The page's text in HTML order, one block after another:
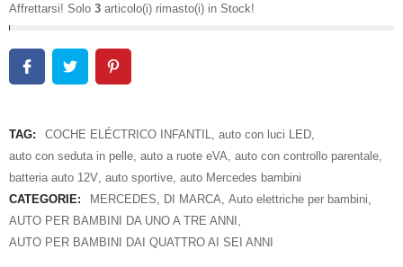
Affrettarsi! Solo 3 articolo(i) rimasto(i) in Stock!
TAG: COCHE ELÉCTRICO INFANTIL auto con luci LED
auto con seduta in pelle auto a ruote eVA auto con controllo parentale
batteria auto 12V auto sportive auto Mercedes bambini
CATEGORIE:
MERCEDES DI MARCA Auto elettriche per bambini
AUTO PER BAMBINI DA UNO A TRE ANNI
AUTO PER BAMBINI DAI QUATTRO AI SEI ANNI